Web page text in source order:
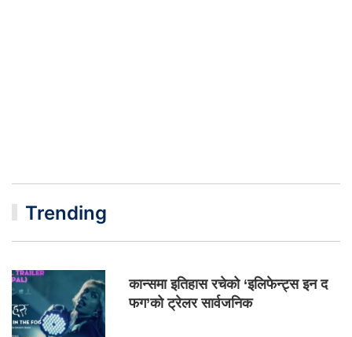
Trending
कान्समा इतिहास रचेको ‘इलिफेन्ट्स इन द
फग’को ट्रेलर सार्वजनिक